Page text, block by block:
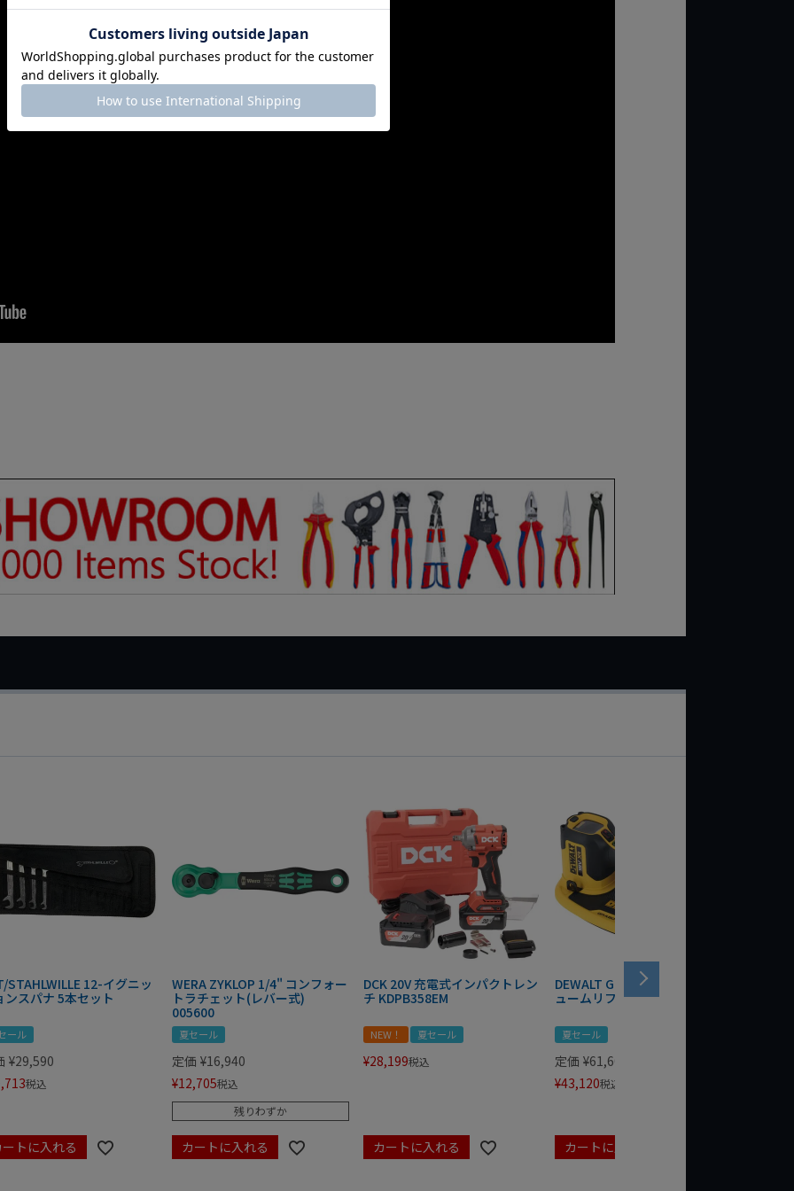
STAHLWILLE 12-イグニッ
ンスパナ 5本セット
ール
¥29,590
税込
トに入れる
WERA ZYKLOP 1/4" コンフォー
トラチェット(レバー式)
005600
夏セール
定価 ¥16,940
¥12,705税込
残りわずか
カートに入れる
DCK 20V 充電式インパクトレン
チ KDPB358EM
NEW！ 夏セール
¥28,199税込
カートに入れる
DEWALT GRABO 18V電動バキ
ュームリフター DCE590N-XJ
夏セール
定価 ¥61,600
¥43,120税込
カートに入れる